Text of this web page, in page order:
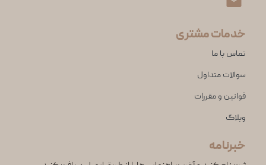
خدمات مشتری
تماس با ما
سوالات متداول
قوانین و مقررات
وبلاگ
خبرنامه